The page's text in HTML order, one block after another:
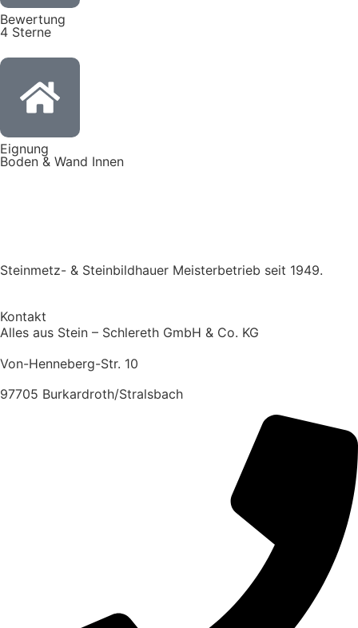
Bewertung
4 Sterne
Eignung
Boden & Wand Innen
Steinmetz- & Steinbildhauer Meisterbetrieb seit 1949.
Kontakt
Alles aus Stein – Schlereth GmbH & Co. KG
Von-Henneberg-Str. 10
97705 Burkardroth/Stralsbach